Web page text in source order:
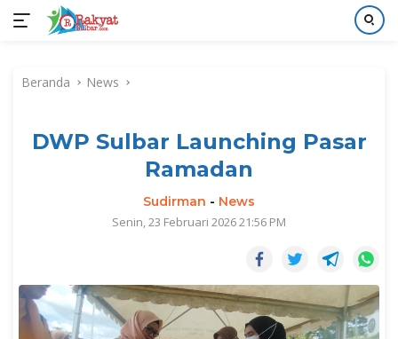
kontenBeranda News
DWP Sulbar Launching Pasar
Ramadan
Sudirman - News
Senin, 23 Februari 2026 21:56 PM